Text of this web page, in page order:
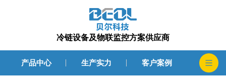
冷链设备及物联监控方案供应商
产品中心 生产实力 客户案例